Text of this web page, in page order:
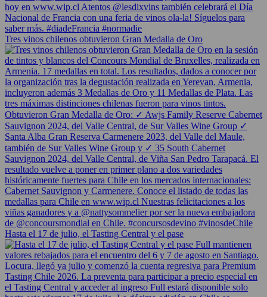
Tres vinos chilenos obtuvieron Gran Medalla de Oro
Hasta el 17 de julio, el Tasting Central y el pase